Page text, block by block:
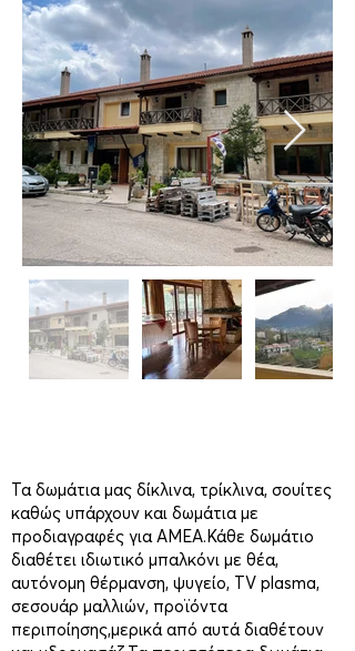
Τα δωμάτια μας δίκλινα, τρίκλινα, σουίτες
καθώς υπάρχουν και δωμάτια με
προδιαγραφές για ΑΜΕΑ.Κάθε δωμάτιο
διαθέτει ιδιωτικό μπαλκόνι με θέα,
αυτόνομη θέρμανση, ψυγείο, TV plasma,
σεσουάρ μαλλιών, προϊόντα
περιποίησης,μερικά από αυτά διαθέτουν